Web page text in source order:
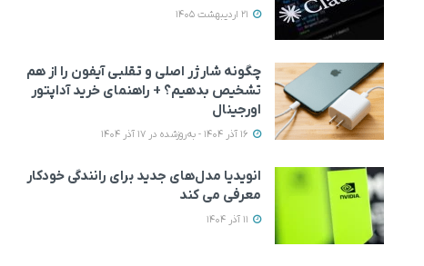
چگونه شارژر اصلی و تقلبی آیفون را از هم
تشخیص بدهیم؟ + راهنمای خرید آداپتور
اورجینال
انویدیا مدل‌های جدید برای رانندگی خودکار
معرفی می کند